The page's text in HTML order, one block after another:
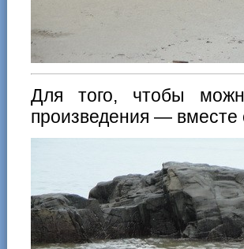
Для того, чтобы
произведения — вместе